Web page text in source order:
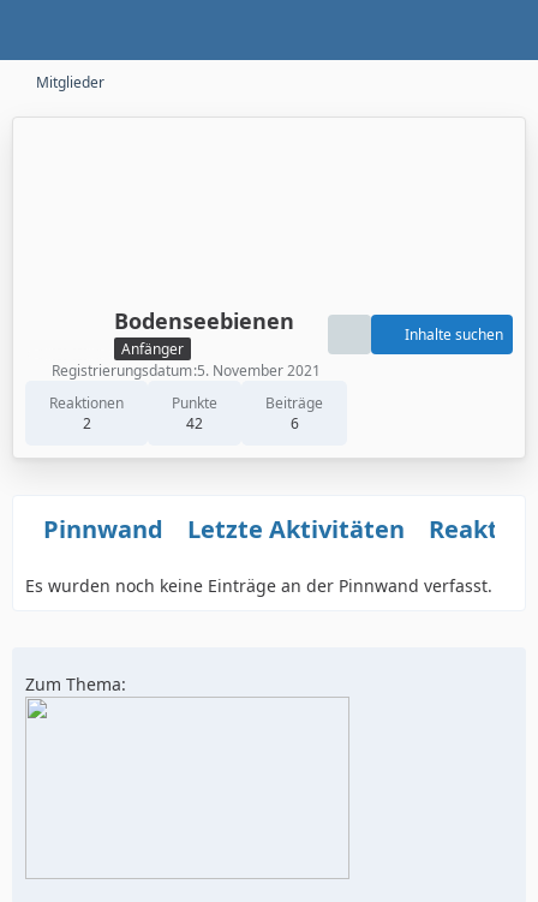
Mitglieder
Bodenseebienen
Anfänger
Reaktionen
2
Punkte
42
Beiträge
6
Inhalte suchen
Registrierungsdatum 5. November 2021
Pinnwand Letzte Aktivitäten
Es wurden noch keine Einträge an der Pinnwand verfasst.
Zum Thema: